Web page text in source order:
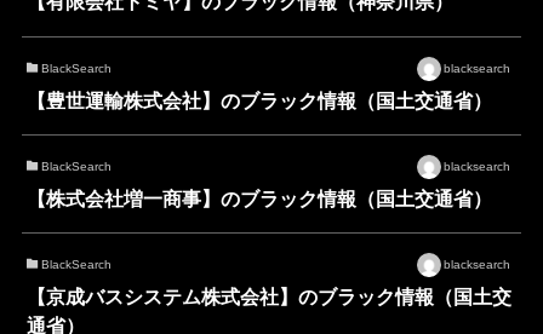
BlackSearch blacksearch
【豊世運輸株式会社】のブラック情報（国土交通省）
BlackSearch blacksearch
【株式会社増一商事】のブラック情報（国土交通省）
BlackSearch blacksearch
【京成バスシステム株式会社】のブラック情報（国土交
通省）